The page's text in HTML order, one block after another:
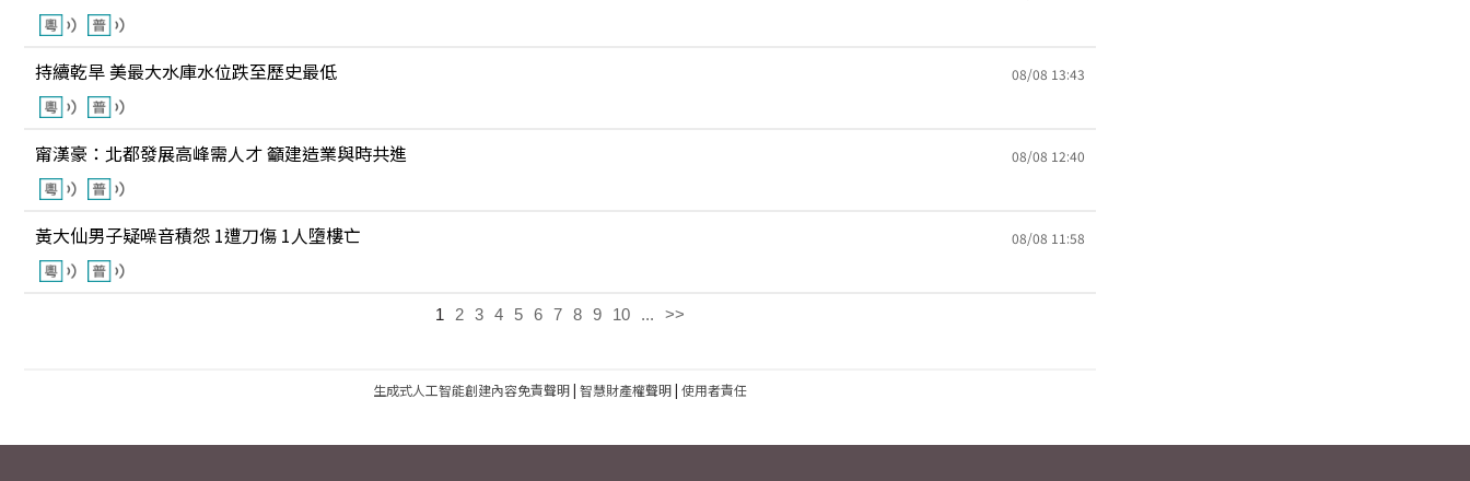
持續乾旱 美最大水庫水位跌至歷史最低 08/08 13:43
甯漢豪：北都發展高峰需人才 籲建造業與時共進 08/08 12:40
黃大仙男子疑噪音積怨 1遭刀傷 1人墮樓亡 08/08 11:58
1 2 3 4 5 6 7 8 9 10 ... >>
生成式人工智能創建內容免責聲明| 智慧財產權聲明| 使用者責任